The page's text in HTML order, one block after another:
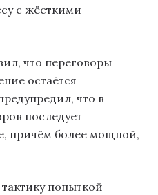
с жёсткими
что переговоры
остаётся
что в
последует
причём более мощной,
попыткой